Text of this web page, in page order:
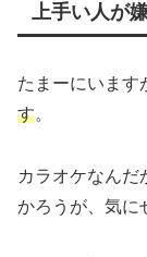
上手い人が
たまーにいます
す。
カラオケなんだ
かろうが、気に